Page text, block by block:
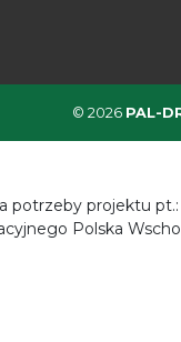
© 2026 PAL-
projektu
Polska